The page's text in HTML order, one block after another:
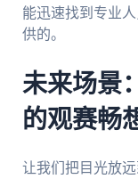
能迅速找到专业
供的。
未来场景
的观赛畅
让我们把目光放